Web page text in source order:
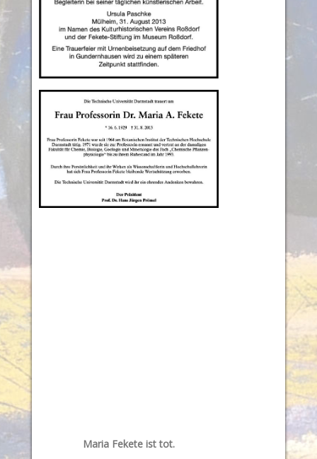
Maria Fekete ist tot.